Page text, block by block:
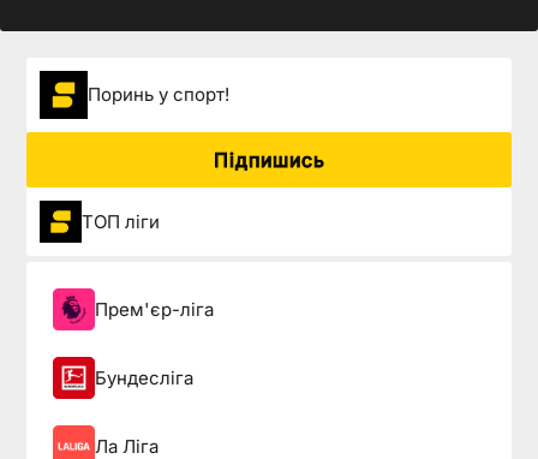
Поринь у спорт!
Підпишись
ТОП ліги
Прем'єр-ліга
Бундесліга
Ла Ліга